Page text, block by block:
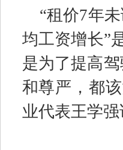
“租价7年
均工资增长”
是为了提高
和尊严，都该
业代表王学强